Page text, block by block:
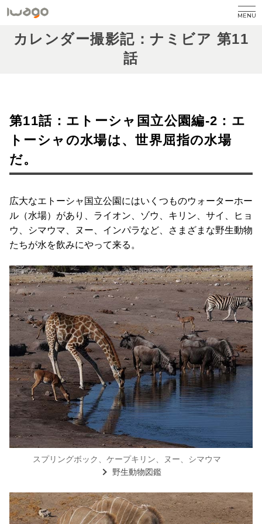
MENU
カレンダー撮影記：ナミビア 第11
話
第11話：エトーシャ国立公園編-2：エ
トーシャの水場は、世界屈指の水場
だ。
広大なエトーシャ国立公園にはいくつものウォーターホー
ル（水場）があり、ライオン、ゾウ、キリン、サイ、ヒョ
ウ、シマウマ、ヌー、インパラなど、さまざまな野生動物
たちが水を飲みにやって来る。
スプリングボック、ケープキリン、ヌー、シマウマ
野生動物図鑑